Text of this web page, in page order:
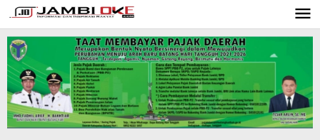
Lewati
ke
konten